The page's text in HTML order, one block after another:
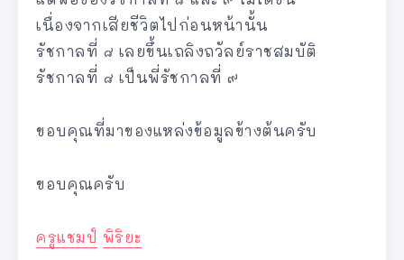
เนื่องจากเสียชีวิตไปก่อนหน้านั้น
รัชกาลที่ ๘ เลยขึ้นเถลิงถวัลย์ราชสมบัติ
รัชกาลที่ ๘ เป็นพี่รัชกาลที่ ๙
ขอบคุณที่มาของแหล่งข้อมูลข้างต้นครับ
ขอบคุณครับ
ครูแชมป์ พิริยะ